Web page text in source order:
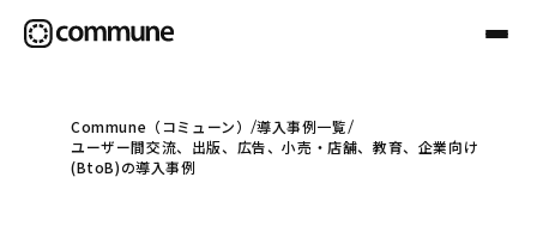
Communeについて
Commune（コミューン）
導入事例一覧
ユーザー間交流、出版、広告、小売・店舗、教育、企業向け
(BtoB)の導入事例